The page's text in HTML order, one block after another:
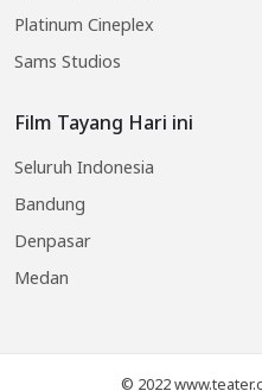
Platinum Cineplex
Sams Studios
Film Tayang Hari ini
Seluruh Indonesia
Bandung
Denpasar
Medan
© 2022